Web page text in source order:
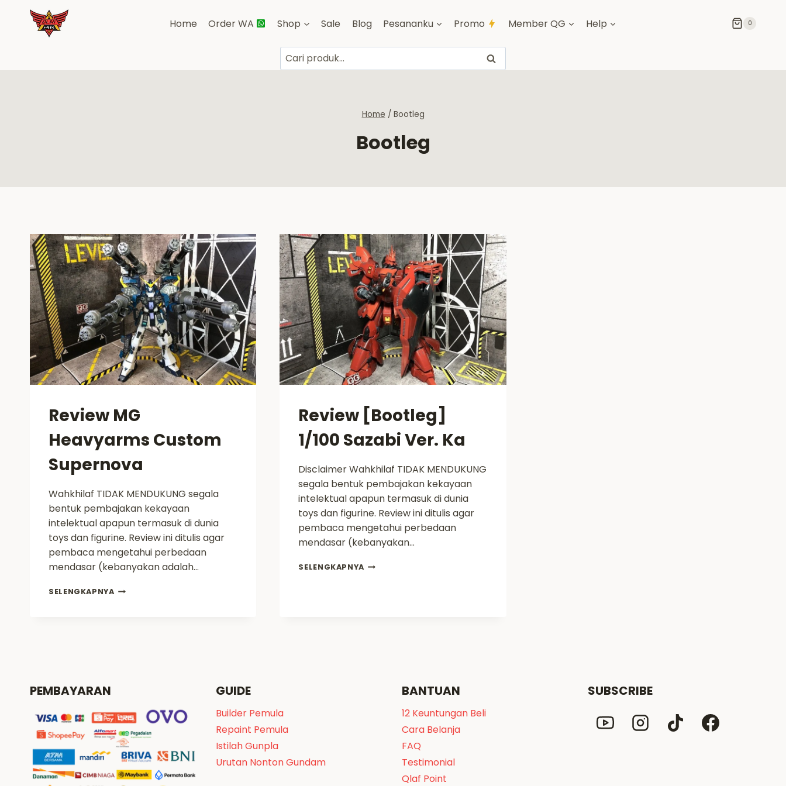
Home Order WA Shop Sale Blog Pesananku Promo Member QG Help 0
Pencarian
untuk:
Cari
Home / Bootleg
Bootleg
Review MG
Heavyarms Custom
Supernova
Wahkhilaf TIDAK MENDUKUNG segala
bentuk pembajakan kekayaan
intelektual apapun termasuk di dunia
toys dan figurine. Review ini ditulis agar
pembaca mengetahui perbedaan
mendasar (kebanyakan adalah…
SELENGKAPNYA REVIEW
Review [Bootleg]
1/100 Sazabi Ver. Ka
Disclaimer Wahkhilaf TIDAK MENDUKUNG
segala bentuk pembajakan kekayaan
intelektual apapun termasuk di dunia
toys dan figurine. Review ini ditulis agar
pembaca mengetahui perbedaan
mendasar (kebanyakan…
SELENGKAPNYA REVIEW
PEMBAYARAN GUIDE
Builder Pemula
Repaint Pemula
Istilah Gunpla
Urutan Nonton Gundam
BANTUAN
12 Keuntungan Beli
Cara Belanja
FAQ
Testimonial
Qlaf Point
SUBSCRIBE